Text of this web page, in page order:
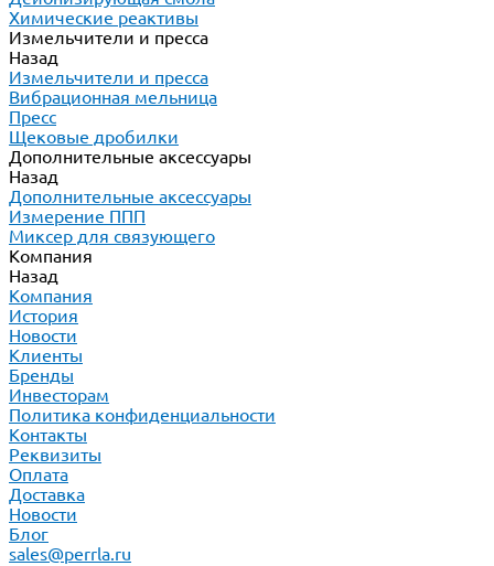
Химические реактивы
Измельчители и пресса
Назад
Измельчители и пресса
Вибрационная мельница
Пресс
Щековые дробилки
Дополнительные аксессуары
Назад
Дополнительные аксессуары
Измерение ППП
Миксер для связующего
Компания
Назад
Компания
История
Новости
Клиенты
Бренды
Инвесторам
Политика конфиденциальности
Контакты
Реквизиты
Оплата
Доставка
Новости
Блог
sales@perrla.ru